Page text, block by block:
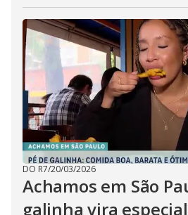
DO R7/20/03/2026
Achamos em São
galinha vira